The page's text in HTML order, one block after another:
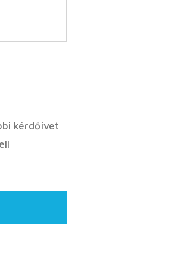
kérdőívet